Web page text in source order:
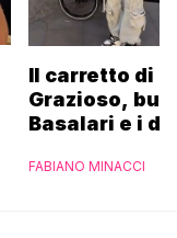
Il carretto di
Grazioso,
Basalari e i
Ferrero”
FABIANO MINACCI